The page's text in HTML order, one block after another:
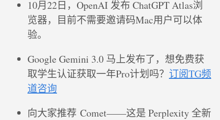
10月22日，OpenAI 发布 ChatGPT Atlas浏
览器，目前不需要邀请码Mac用户可以体
验。
Google Gemini 3.0 马上发布了，想免费获
取学生认证获取一年Pro计划吗？ 订阅TG频
道咨询
向大家推荐 Comet——这是 Perplexity 全新